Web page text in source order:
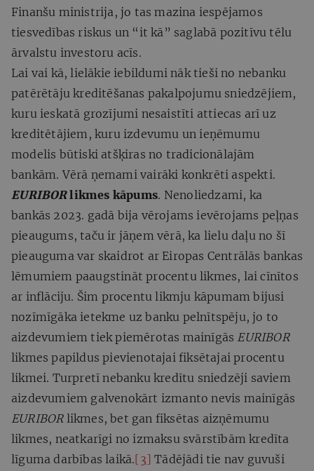
Finanšu ministrija, jo tas mazina iespējamos
tiesvedības riskus un “it kā” saglabā pozitīvu tēlu
ārvalstu investoru acīs.
Lai vai kā, lielākie iebildumi nāk tieši no nebanku
patērētāju kreditēšanas pakalpojumu sniedzējiem,
kuru ieskatā grozījumi nesaistīti attiecas arī uz
kreditētājiem, kuru izdevumu un ieņēmumu
modelis būtiski atšķiras no tradicionālajām
bankām. Vērā ņemami vairāki konkrēti aspekti.
EURIBORlikmes kāpums. Nenoliedzami, ka
bankās 2023. gadā bija vērojams ievērojams peļņas
pieaugums, taču ir jāņem vērā, ka lielu daļu no šī
pieauguma var skaidrot ar Eiropas Centrālās bankas
lēmumiem paaugstināt procentu likmes, lai cīnītos
ar inflāciju. Šim procentu likmju kāpumam bijusi
nozīmīgāka ietekme uz banku pelnītspēju, jo to
aizdevumiem tiek piemērotas mainīgās EURIBOR
likmes papildus pievienotajai fiksētajai procentu
likmei. Turpretī nebanku kredītu sniedzēji saviem
aizdevumiem galvenokārt izmanto nevis mainīgās
EURIBORlikmes, bet gan fiksētas aizņēmumu
likmes, neatkarīgi no izmaksu svārstībām kredīta
līguma darbības laikā.[3] Tādējādi tie nav guvuši